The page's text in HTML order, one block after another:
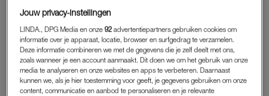
In het tweede seizoen vindt de welbekende bruiloft plaats en
Videoland heeft het eerste beeld daarvan vrijgegeven.
SERIE MÁXIMA
Dit seizoen ervaartMáximadat het niet zo eenvoudig is om de
Jouw privacy-instellingen
LINDA., DPG Media en onze92 advertentiepartners gebruiken cookies om
informatie over je apparaat, locatie, browser en surfgedrag te verzamelen.
Deze informatie combineren we met de gegevens die je zelf deelt met ons,
zoals wanneer je een account aanmaakt. Dit doen we om het gebruik van onze
media te analyseren en onze websites en apps te verbeteren. Daarnaast
kunnen we, als je hier toestemming voor geeft, je gegevens gebruiken om onze
content, communicatie en aanbod te personaliseren en je relevante